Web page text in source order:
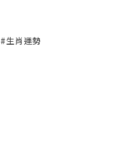
#生肖運勢